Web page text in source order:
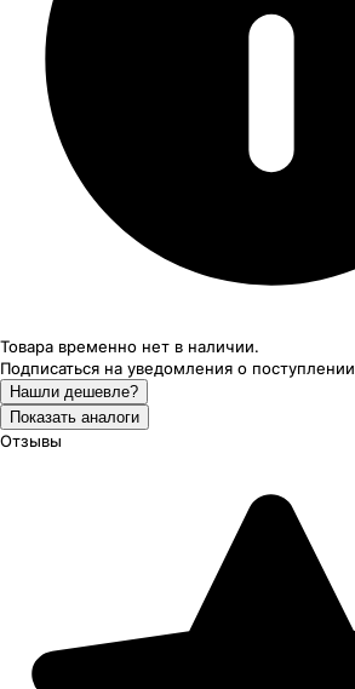
Товара временно нет в наличии.
Подписаться на уведомления о поступлении
Нашли дешевле?
Показать аналоги
Отзывы